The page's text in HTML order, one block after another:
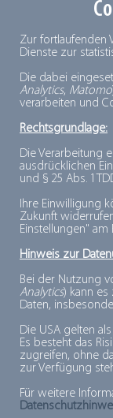
Zur fortlaufenden
Dienste zur
Die dabei
Analytics, Matomo
verarbeiten und
Rechtsgrundlage:
Die Verarbeitung
ausdrücklichen
und § 25 Abs. 1
Ihre Einwilligung
Zukunft
Einstellungen" am
Hinweis zur
Bei der Nutzung
Analytics) kann
Daten,
Die USA gelten
Es besteht das
zugreifen, ohne
zur Verfügung
Für weitere
Technik und
Logistikern
ganz oben auf